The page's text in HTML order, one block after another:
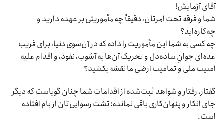
آقای آزمایش!
شما و فرقه‌ تحت امرتان، دقیقاً چه مأموریتی بر عهده دارید و
چه‌کاره‌اید؟
چه کسی به شما این مأموریت را داده که در آن‌سوی دنیا، برای فریب
عده‌ای جوانِ ساده‌دل و تحریک آن‌ها به آشوب، نفوذ، و اقدام علیه
امنیت ملی و تمامیت ارضی ما نقشه بکشید؟
گفتار، رفتار و شواهد ثبت‌شده‌ از اقدامات شما چنان گویاست که دیگر
جای انکار و پنهان‌کاری باقی نمانده؛ تشت رسوایی‌تان از بام افتاده
است.